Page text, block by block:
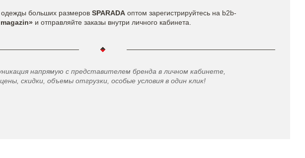
одежды больших размеров SPARADA оптом зарегистрируйтесь на b2b-
и отправляйте заказы внутри личного кабинета.
напрямую с представителем бренда в личном кабинете,
цены, скидки, объемы отгрузки, особые условия в один клик!